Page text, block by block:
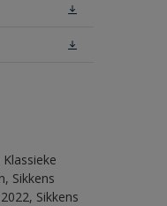
Sikkens
Sikkens